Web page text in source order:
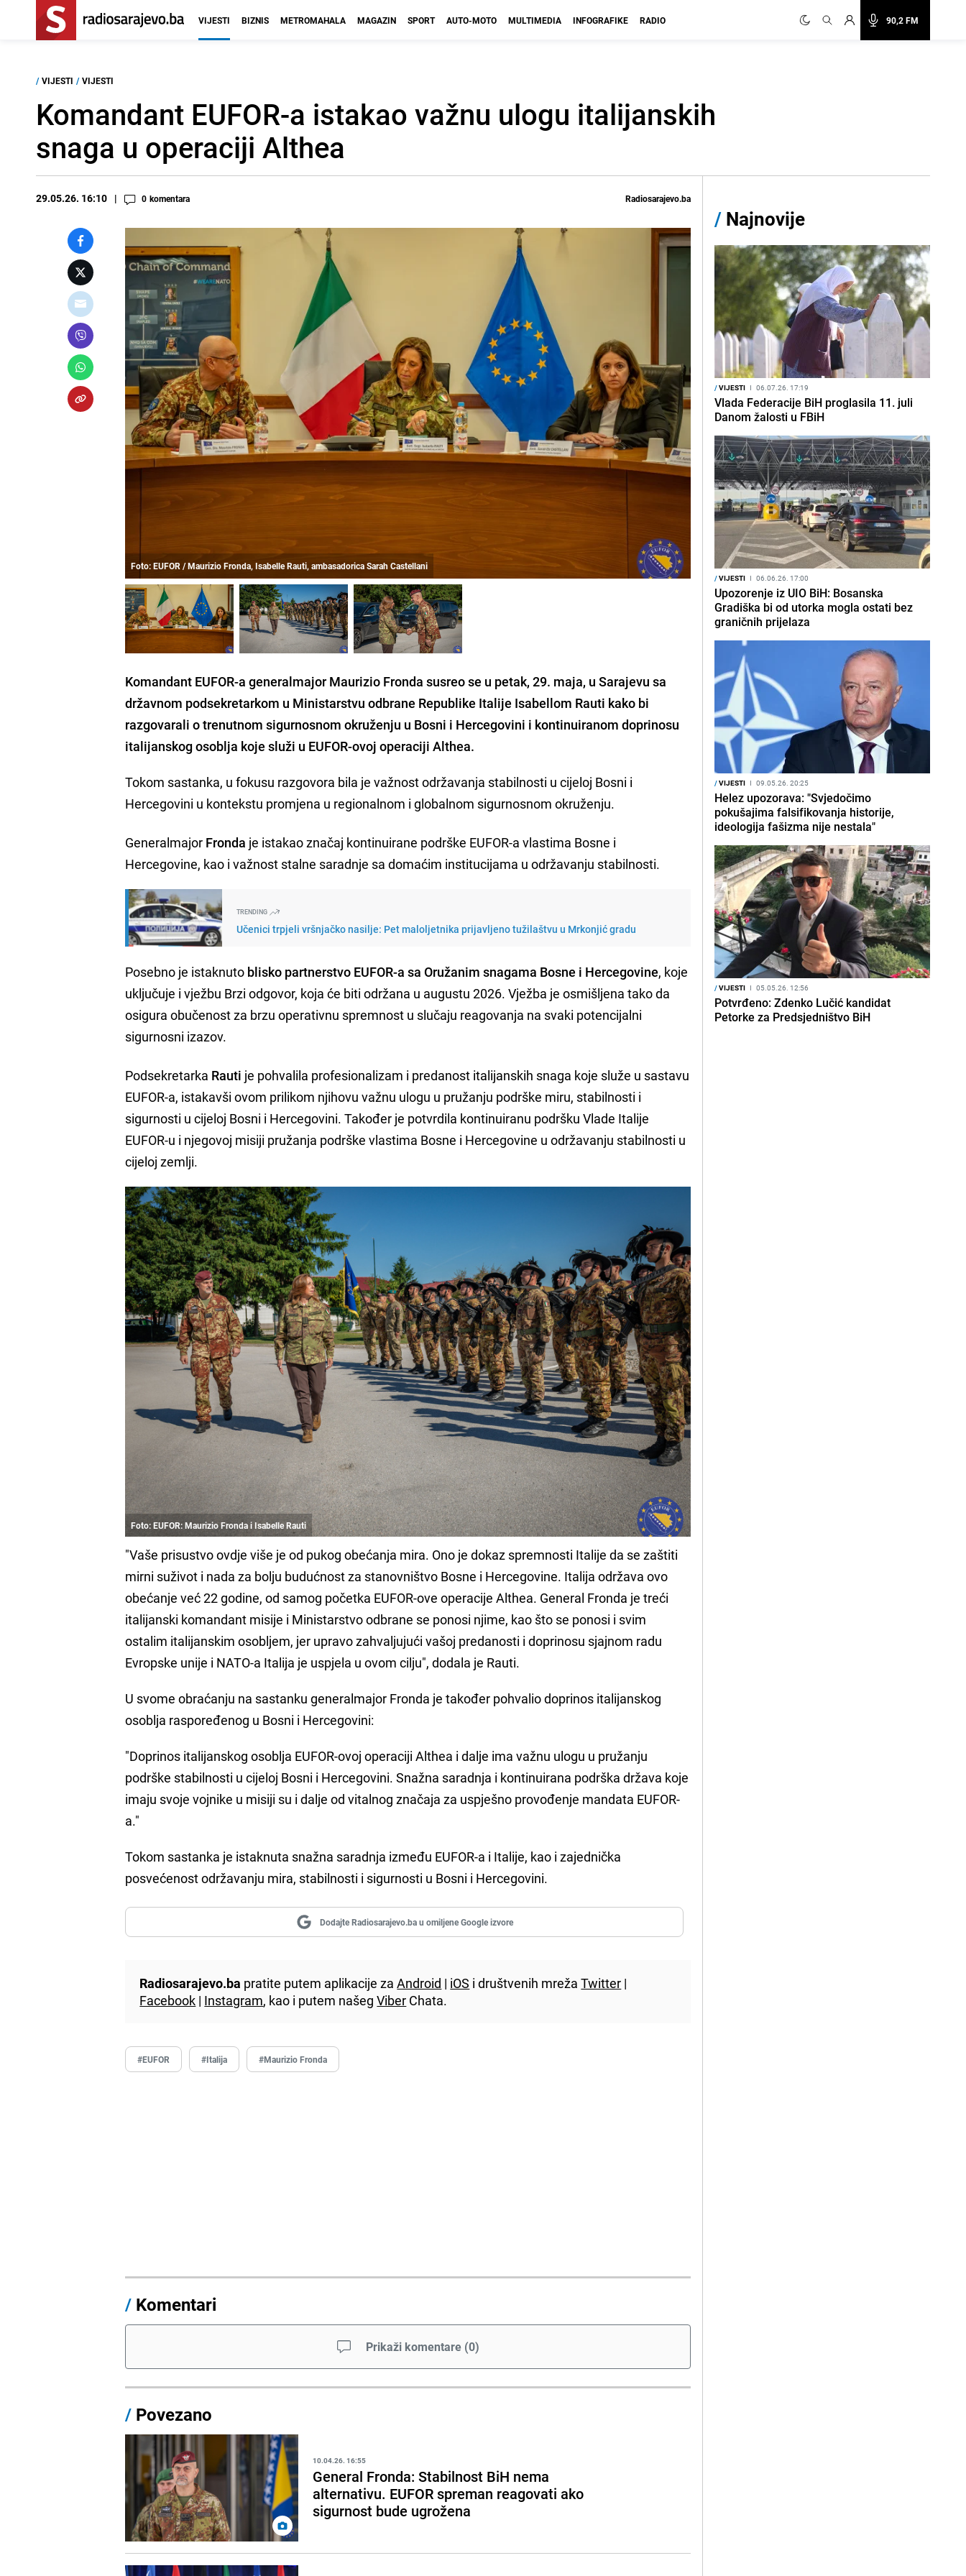
90,2 FM
VIJESTI BIZNIS METROMAHALA MAGAZIN SPORT AUTO-MOTO MULTIMEDIA INFOGRAFIKE RADIO
/ VIJESTI / VIJESTI
Komandant EUFOR-a istakao važnu ulogu italijanskih
snaga u operaciji Althea
29.05.26. 16:10 0 komentara Radiosarajevo.ba
Foto: EUFOR / Maurizio Fronda, Isabelle Rauti, ambasadorica Sarah Castellani
Komandant EUFOR-a generalmajor Maurizio Fronda susreo se u petak, 29. maja, u Sarajevu sa
državnom podsekretarkom u Ministarstvu odbrane Republike Italije Isabellom Rauti kako bi
razgovarali o trenutnom sigurnosnom okruženju u Bosni i Hercegovini i kontinuiranom doprinosu
italijanskog osoblja koje služi u EUFOR-ovoj operaciji Althea.
Tokom sastanka, u fokusu razgovora bila je važnost održavanja stabilnosti u cijeloj Bosni i
Hercegovini u kontekstu promjena u regionalnom i globalnom sigurnosnom okruženju.
Generalmajor Fronda je istakao značaj kontinuirane podrške EUFOR-a vlastima Bosne i
Hercegovine, kao i važnost stalne saradnje sa domaćim institucijama u održavanju stabilnosti.
TRENDING
Učenici trpjeli vršnjačko nasilje: Pet maloljetnika prijavljeno tužilaštvu u Mrkonjić gradu
Posebno je istaknuto blisko partnerstvo EUFOR-a sa Oružanim snagama Bosne i Hercegovine, koje
uključuje i vježbu Brzi odgovor, koja će biti održana u augustu 2026. Vježba je osmišljena tako da
osigura obučenost za brzu operativnu spremnost u slučaju reagovanja na svaki potencijalni
sigurnosni izazov.
Podsekretarka Rauti je pohvalila profesionalizam i predanost italijanskih snaga koje služe u sastavu
EUFOR-a, istakavši ovom prilikom njihovu važnu ulogu u pružanju podrške miru, stabilnosti i
sigurnosti u cijeloj Bosni i Hercegovini. Također je potvrdila kontinuiranu podršku Vlade Italije
EUFOR-u i njegovoj misiji pružanja podrške vlastima Bosne i Hercegovine u održavanju stabilnosti u
cijeloj zemlji.
Foto: EUFOR: Maurizio Fronda i Isabelle Rauti
"Vaše prisustvo ovdje više je od pukog obećanja mira. Ono je dokaz spremnosti Italije da se zaštiti
mirni suživot i nada za bolju budućnost za stanovništvo Bosne i Hercegovine. Italija održava ovo
obećanje već 22 godine, od samog početka EUFOR-ove operacije Althea. General Fronda je treći
italijanski komandant misije i Ministarstvo odbrane se ponosi njime, kao što se ponosi i svim
ostalim italijanskim osobljem, jer upravo zahvaljujući vašoj predanosti i doprinosu sjajnom radu
Evropske unije i NATO-a Italija je uspjela u ovom cilju", dodala je Rauti.
U svome obraćanju na sastanku generalmajor Fronda je također pohvalio doprinos italijanskog
osoblja raspoređenog u Bosni i Hercegovini:
"Doprinos italijanskog osoblja EUFOR-ovoj operaciji Althea i dalje ima važnu ulogu u pružanju
podrške stabilnosti u cijeloj Bosni i Hercegovini. Snažna saradnja i kontinuirana podrška država koje
imaju svoje vojnike u misiji su i dalje od vitalnog značaja za uspješno provođenje mandata EUFOR-
a."
Tokom sastanka je istaknuta snažna saradnja između EUFOR-a i Italije, kao i zajednička
posvećenost održavanju mira, stabilnosti i sigurnosti u Bosni i Hercegovini.
Dodajte Radiosarajevo.ba u omiljene Google izvore
Radiosarajevo.ba pratite putem aplikacije zaAndroid | iOS i društvenih mrežaTwitter |
Facebook | Instagram, kao i putem našegViber Chata.
#EUFOR #Italija #Maurizio Fronda
/ Komentari
Prikaži komentare (0)
/ Povezano
10.04.26. 16:55
General Fronda: Stabilnost BiH nema
alternativu. EUFOR spreman reagovati ako
sigurnost bude ugrožena
/ Najnovije
/VIJESTI I 06.07.26. 17:19
Vlada Federacije BiH proglasila 11. juli
Danom žalosti u FBiH
/VIJESTI I 06.06.26. 17:00
Upozorenje iz UIO BiH: Bosanska
Gradiška bi od utorka mogla ostati bez
graničnih prijelaza
/VIJESTI I 09.05.26. 20:25
Helez upozorava: "Svjedočimo
pokušajima falsifikovanja historije,
ideologija fašizma nije nestala"
/VIJESTI I 05.05.26. 12:56
Potvrđeno: Zdenko Lučić kandidat
Petorke za Predsjedništvo BiH